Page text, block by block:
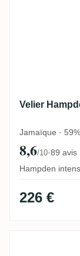
Velier
Jamaïque · 59%
8,6/10·89 avis
Hampden
226 €
Precious